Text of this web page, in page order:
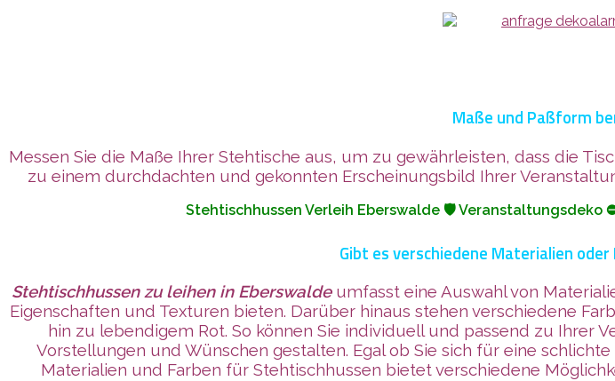
Maße und Paßform
Messen Sie die Maße Ihrer Stehtische aus, um zu gewährleisten, dass die
zu einem durchdachten und gekonnten Erscheinungsbild Ihrer
Stehtischhussen Verleih Eberswalde 🛡️ Veranstaltungsdeko
Gibt es verschiedene Materialien
Stehtischhussen zu leihenin Eberswaldeumfasst eine Auswahl von
Eigenschaften und Texturen bieten. Darüber hinaus stehen verschiedene
hin zu lebendigem Rot. So können Sie individuell und passend zu Ihrer
Vorstellungen und Wünschen gestalten. Egal ob Sie sich für eine
Materialien und Farben für Stehtischhussen bietet verschiedene